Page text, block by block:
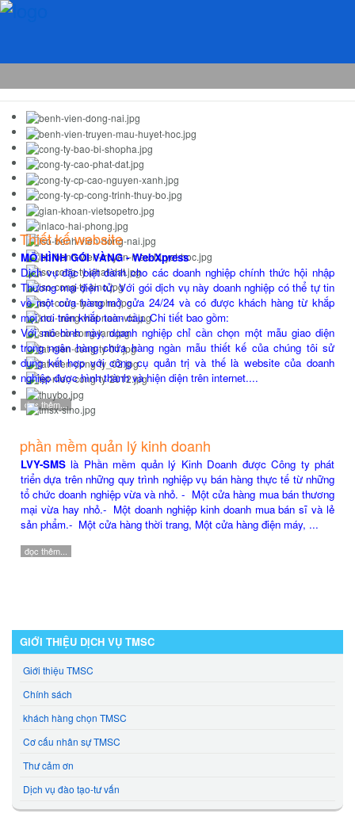
Thiết kế website
MÔ HÌNH GÓI VÀNG - WebXpress
Dịch vụ đặc biệt dành cho các doanh nghiệp chính thức hội nhập
Thương mại điện tử. Với gói dịch vụ này doanh nghiệp có thể tự tin
về một cửa hàng mở cửa 24/24 và có được khách hàng từ khắp
mọi nơi trên khắp toàn cầu. Chi tiết bao gồm:
Với mô hình này, doanh nghiệp chỉ cần chọn một mẫu giao diện
trong ngân hàng chứa hàng ngàn mẫu thiết kế của chúng tôi sử
dụng kết hợp với công cụ quản trị và thế là website của doanh
nghiệp được hình thành và hiện diện trên internet....
đọc thêm...
phần mềm quản lý kinh doanh
LVY-SMS là Phần mềm quản lý Kinh Doanh được Công ty phát
triển dựa trên những quy trình nghiệp vụ bán hàng thực tế từ những
tổ chức doanh nghiệp vừa và nhỏ. - Một cửa hàng mua bán thương
mại vừa hay nhỏ.- Một doanh nghiệp kinh doanh mua bán sĩ và lẻ
sản phẩm.- Một cửa hàng thời trang, Một cửa hàng điện máy, ...
đọc thêm...
GIỚI THIỆU DỊCH VỤ TMSC
Giới thiệu TMSC
Chính sách
khách hàng chọn TMSC
Cơ cấu nhân sự TMSC
Thư cảm ơn
Dịch vụ đào tạo-tư vấn